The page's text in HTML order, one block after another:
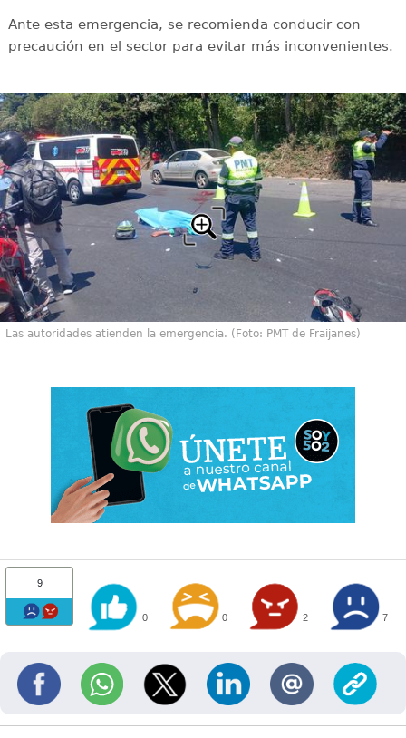
Ante esta emergencia, se recomienda conducir con
precaución en el sector para evitar más inconvenientes.
Las autoridades atienden la emergencia. (Foto: PMT de Fraijanes)
9
0 0 2 7